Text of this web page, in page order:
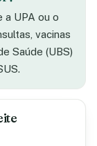
a UPA ou o
vacinas
Saúde (UBS)